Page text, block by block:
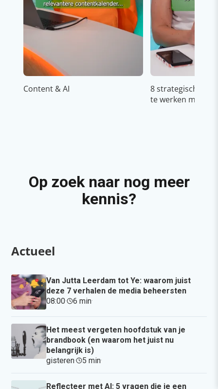
Content & AI
8 strategische
te werken met
Op zoek naar nog meer
kennis?
Actueel
Van Jutta Leerdam tot Ye: waarom juist
deze 7 verhalen de media beheersten
08:00· 6 min·
Het meest vergeten hoofdstuk van je
brandbook (en waarom het juist nu
belangrijk is)
gisteren· 5 min·
Reflecteer met AI: 5 vragen die je een